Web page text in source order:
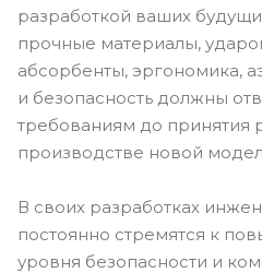
разработкой ваших
прочные материалы,
абсорбенты, эргономика,
и безопасность должны
требованиям до принятия
производстве новой
В своих разработках
постоянно стремятся к
уровня безопасности и